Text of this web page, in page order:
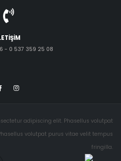
- 0 537 359 25 08
adipiscing elit. Phasellus volutpat
volutpat purus vitae velit tempus
fringilla.